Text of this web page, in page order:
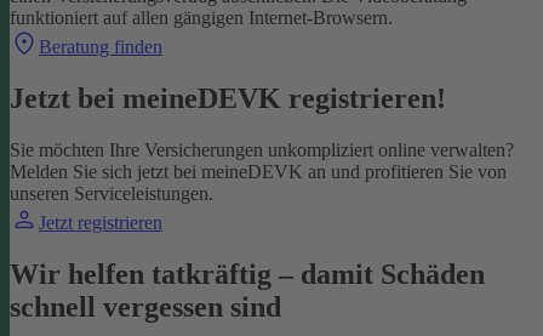
funktioniert auf allen gängigen Internet-Browsern.
Beratung finden
Jetzt bei meineDEVK registrieren!
Sie möchten Ihre Versicherungen unkompliziert online verwalten?
Melden Sie sich jetzt bei meineDEVK an und profitieren Sie von
unseren Serviceleistungen.
Jetzt registrieren
Wir helfen tatkräftig – damit Schäden
schnell vergessen sind